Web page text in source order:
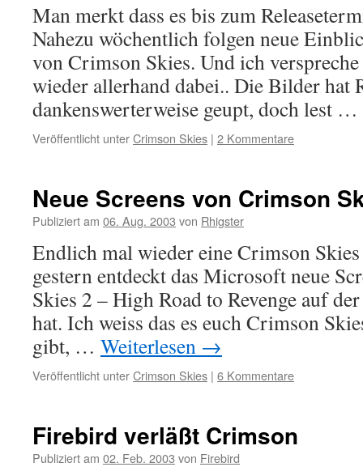
Man merkt dass es bis zum
Nahezu wöchentlich folgen neue
von Crimson Skies. Und ich
wieder allerhand dabei.. Die Bilder hat
dankenswerterweise geupt, doch lest …
Veröffentlicht unterCrimson Skies | 2 Kommentare
Neue Screens von Crimson
Publiziert am 06. Aug. 2003 von Rhigster
Endlich mal wieder eine Crimson
gestern entdeckt das Microsoft neue
Skies 2 – High Road to Revenge auf
hat. Ich weiss das es euch Crimson
gibt, … Weiterlesen →
Veröffentlicht unterCrimson Skies | 6 Kommentare
Firebird verläßt Crimson
Publiziert am 02. Feb. 2003 von Firebird